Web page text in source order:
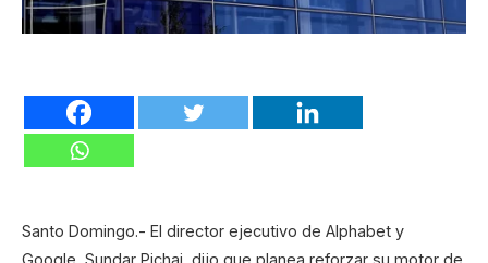
Santo Domingo.- El director ejecutivo de Alphabet y
Google, Sundar Pichai, dijo que planea reforzar su motor de